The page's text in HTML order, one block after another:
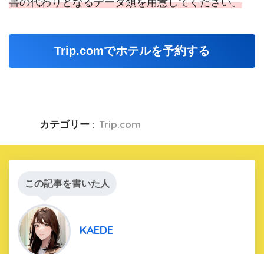
書の代わりとなるデータ類を用意してください。
Trip.comでホテルを予約する
カテゴリー : Trip.com
この記事を書いた人
KAEDE